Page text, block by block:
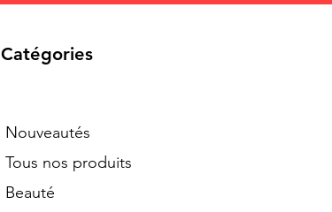
Catégories
Nouveautés
Tous nos produits
Beauté